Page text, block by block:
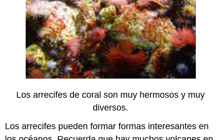
Los arrecifes de coral son muy hermosos y muy
diversos.
Los arrecifes pueden formar formas interesantes en